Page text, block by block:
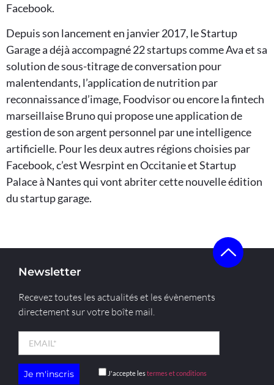
Facebook.
Depuis son lancement en janvier 2017, le Startup
Garage a déjà accompagné 22 startups comme Ava et sa
solution de sous-titrage de conversation pour
malentendants, l’application de nutrition par
reconnaissance d’image, Foodvisor ou encore la fintech
marseillaise Bruno qui propose une application de
gestion de son argent personnel par une intelligence
artificielle. Pour les deux autres régions choisies par
Facebook, c’est Wesrpint en Occitanie et Startup
Palace à Nantes qui vont abriter cette nouvelle édition
du startup garage.
Newsletter
Recevez toutes les actualités et les évènements
directement sur votre boîte mail.
J'accepte lestermes et conditions